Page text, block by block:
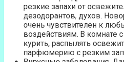
резкие запахи от
дезодорантов, духов.
очень чувствителен к
воздействиям. В комнате
курить, распылять
парфюмерию с резким